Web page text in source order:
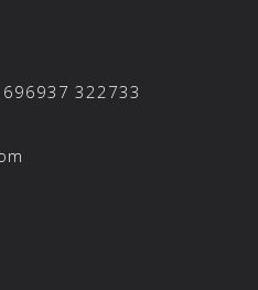
322733